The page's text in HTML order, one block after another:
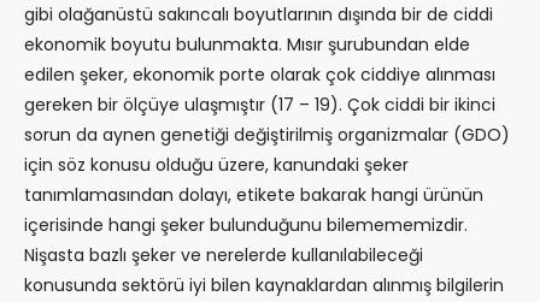
gibi olağanüstü sakıncalı boyutlarının dışında bir de ciddi
ekonomik boyutu bulunmakta. Mısır şurubundan elde
edilen şeker, ekonomik porte olarak çok ciddiye alınması
gereken bir ölçüye ulaşmıştır (17 – 19). Çok ciddi bir ikinci
sorun da aynen genetiği değiştirilmiş organizmalar (GDO)
için söz konusu olduğu üzere, kanundaki şeker
tanımlamasından dolayı, etikete bakarak hangi ürünün
içerisinde hangi şeker bulunduğunu bilemememizdir.
Nişasta bazlı şeker ve nerelerde kullanılabileceği
konusunda sektörü iyi bilen kaynaklardan alınmış bilgilerin